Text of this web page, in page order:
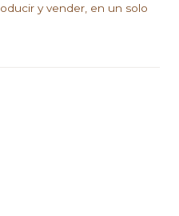
y vender, en un solo